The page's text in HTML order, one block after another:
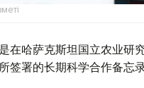
在哈萨克斯坦国立农业研
签署的长期科学合作备忘